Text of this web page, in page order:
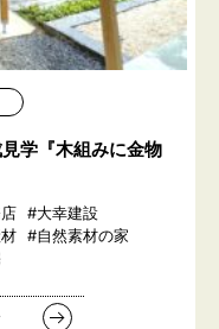
学『木組みに金物
#大幸建設
#自然素材の家